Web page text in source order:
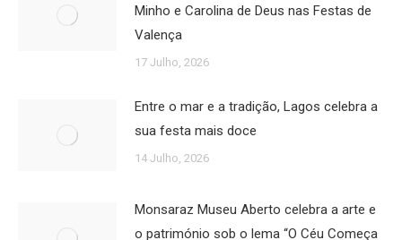
Minho e Carolina de Deus nas Festas de
Valença
17 Julho, 2026
Entre o mar e a tradição, Lagos celebra a
sua festa mais doce
14 Julho, 2026
Monsaraz Museu Aberto celebra a arte e
o património sob o lema “O Céu Começa